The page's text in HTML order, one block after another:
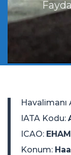
Havalimanı
IATA Kodu:
ICAO: EHAM
Konum: